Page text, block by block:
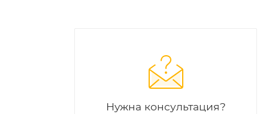
Нужна консультация?